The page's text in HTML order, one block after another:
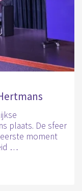
plaats. De sfeer
moment
…